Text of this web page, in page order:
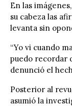
En las
su cabeza las
levanta sin
“Yo vi cuando
puedo recordar
denunció el
Posterior al
asumió la